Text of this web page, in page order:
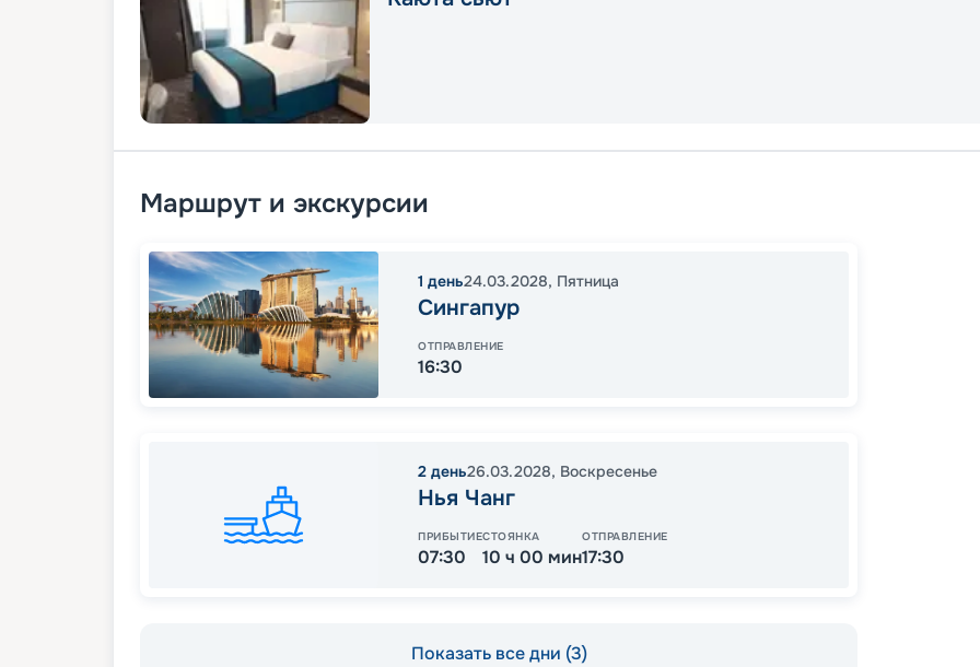
Маршрут и экскурсии
1 день24.03.2028, Пятница
Сингапур
ОТПРАВЛЕНИЕ
16:30
2 день26.03.2028, Воскресенье
Нья Чанг
ПРИБЫТИЕ
07:30
СТОЯНКА
10 ч 00 мин
ОТПРАВЛЕНИЕ
17:30
Показать все дни (3)